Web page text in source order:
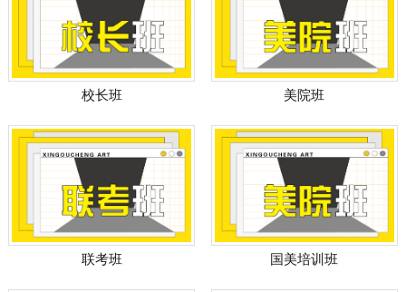
校长班 美院班
联考班 国美培训班